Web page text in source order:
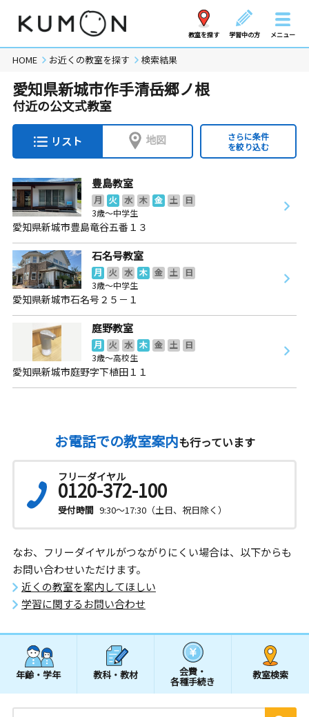
教室を探す 学習中の方 メニュー
HOME お近くの教室を探す 検索結果
愛知県新城市作手清岳郷ノ根
付近の公文式教室
リスト 地図
さらに条件
を絞り込む
豊島教室
月 火 水 木 金 土
日
3歳～中学生
愛知県新城市豊島竜谷五番１３
石名号教室
月 火 水 木 金 土
日
3歳～中学生
愛知県新城市石名号２５－１
庭野教室
月 火 水 木 金 土
日
3歳～高校生
愛知県新城市庭野字下植田１１
お電話での教室案内も行っています
フリーダイヤル
0120-372-100
受付時間 9:30～17:30（土日、祝日除く）
なお、フリーダイヤルがつながりにくい場合は、以下からも
お問い合わせいただけます。
近くの教室を案内してほしい
学習に関するお問い合わせ
年齢・学年 教科・教材 会費・
各種手続き
教室検索